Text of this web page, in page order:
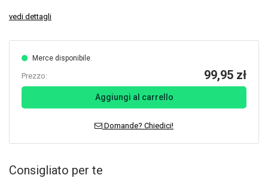
vedi dettagli
Merce disponibile.
Prezzo: 99,95 zł
Aggiungi al carrello
Domande? Chiedici!
Consigliato per te